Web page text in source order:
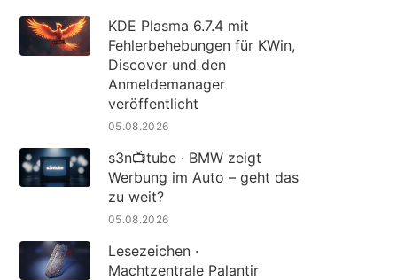
KDE Plasma 6.7.4 mit
Fehlerbehebungen für KWin,
Discover und den
Anmeldemanager
veröffentlicht
05.08.2026
s3n📺tube · BMW zeigt
Werbung im Auto – geht das
zu weit?
05.08.2026
Lesezeichen ·
Machtzentrale Palantir